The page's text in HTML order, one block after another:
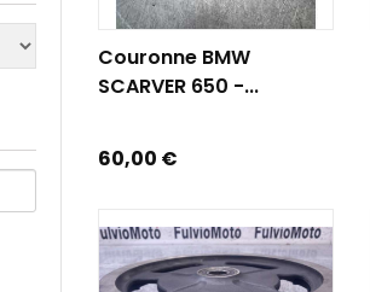
AJOUTER AU PANIER
Couronne BMW
SCARVER 650 -...
Prix
60,00 €